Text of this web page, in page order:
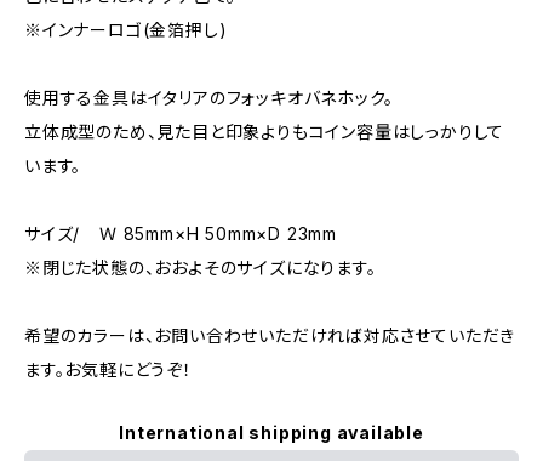
※インナーロゴ(金箔押し)
使用する金具はイタリアのフォッキオバネホック。
立体成型のため、見た目と印象よりもコイン容量はしっかりして
います。
サイズ/ Ｗ 85mm×H 50mm×D 23mm
※閉じた状態の、おおよそのサイズになります。
希望のカラーは、お問い合わせいただければ対応させていただき
ます。お気軽にどうぞ！
International shipping available